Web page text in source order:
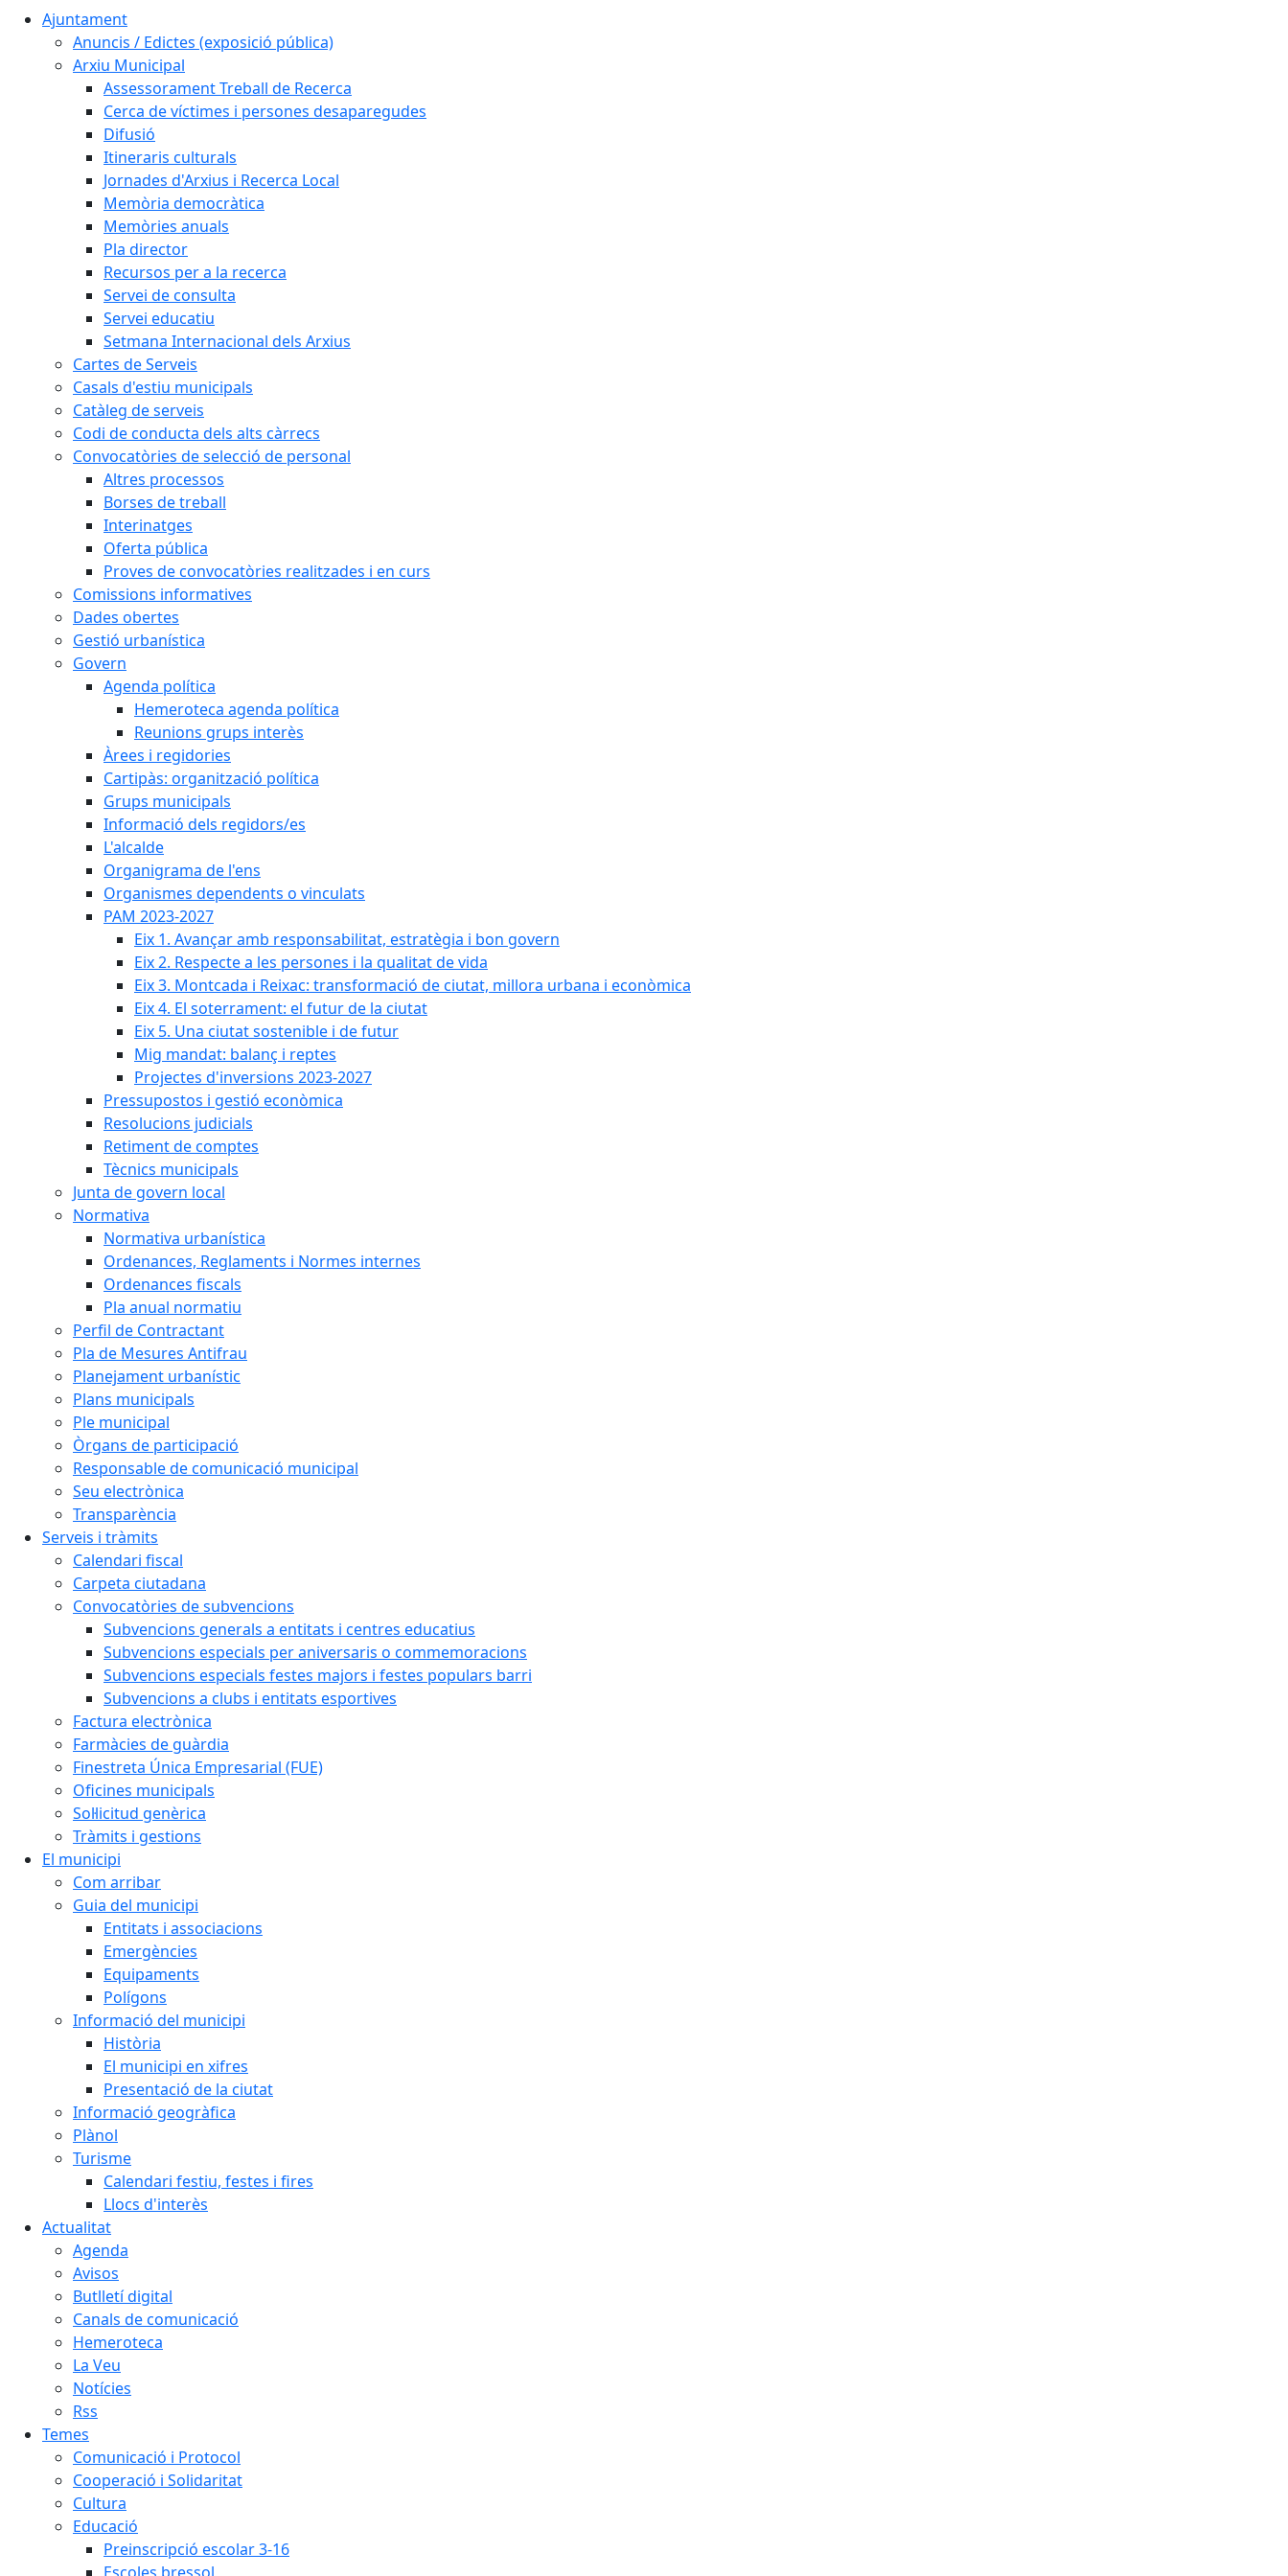
Ajuntament
Anuncis / Edictes (exposició pública)
Arxiu Municipal
Assessorament Treball de Recerca
Cerca de víctimes i persones desaparegudes
Difusió
Itineraris culturals
Jornades d'Arxius i Recerca Local
Memòria democràtica
Memòries anuals
Pla director
Recursos per a la recerca
Servei de consulta
Servei educatiu
Setmana Internacional dels Arxius
Cartes de Serveis
Casals d'estiu municipals
Catàleg de serveis
Codi de conducta dels alts càrrecs
Convocatòries de selecció de personal
Altres processos
Borses de treball
Interinatges
Oferta pública
Proves de convocatòries realitzades i en curs
Comissions informatives
Dades obertes
Gestió urbanística
Govern
Agenda política
Hemeroteca agenda política
Reunions grups interès
Àrees i regidories
Cartipàs: organització política
Grups municipals
Informació dels regidors/es
L'alcalde
Organigrama de l'ens
Organismes dependents o vinculats
PAM 2023-2027
Eix 1. Avançar amb responsabilitat, estratègia i bon govern
Eix 2. Respecte a les persones i la qualitat de vida
Eix 3. Montcada i Reixac: transformació de ciutat, millora urbana i econòmica
Eix 4. El soterrament: el futur de la ciutat
Eix 5. Una ciutat sostenible i de futur
Mig mandat: balanç i reptes
Projectes d'inversions 2023-2027
Pressupostos i gestió econòmica
Resolucions judicials
Retiment de comptes
Tècnics municipals
Junta de govern local
Normativa
Normativa urbanística
Ordenances, Reglaments i Normes internes
Ordenances fiscals
Pla anual normatiu
Perfil de Contractant
Pla de Mesures Antifrau
Planejament urbanístic
Plans municipals
Ple municipal
Òrgans de participació
Responsable de comunicació municipal
Seu electrònica
Transparència
Serveis i tràmits
Calendari fiscal
Carpeta ciutadana
Convocatòries de subvencions
Subvencions generals a entitats i centres educatius
Subvencions especials per aniversaris o commemoracions
Subvencions especials festes majors i festes populars barri
Subvencions a clubs i entitats esportives
Factura electrònica
Farmàcies de guàrdia
Finestreta Única Empresarial (FUE)
Oficines municipals
Sol·licitud genèrica
Tràmits i gestions
El municipi
Com arribar
Guia del municipi
Entitats i associacions
Emergències
Equipaments
Polígons
Informació del municipi
Història
El municipi en xifres
Presentació de la ciutat
Informació geogràfica
Plànol
Turisme
Calendari festiu, festes i fires
Llocs d'interès
Actualitat
Agenda
Avisos
Butlletí digital
Canals de comunicació
Hemeroteca
La Veu
Notícies
Rss
Temes
Comunicació i Protocol
Cooperació i Solidaritat
Cultura
Educació
Preinscripció escolar 3-16